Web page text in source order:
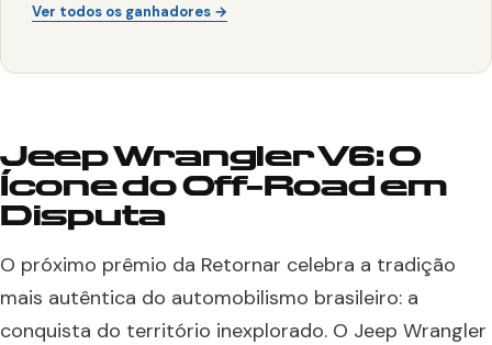
Ver todos os ganhadores →
Jeep Wrangler V6: O
Ícone do Off-Road em
Disputa
O próximo prêmio da Retornar celebra a tradição
mais autêntica do automobilismo brasileiro: a
conquista do território inexplorado. O Jeep Wrangler